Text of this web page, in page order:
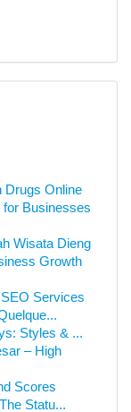
Drugs Online
Businesses
Wisata Dieng
Growth
Services
Styles & ...
– High
Scores
Statu...